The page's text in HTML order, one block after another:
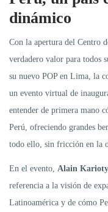
dinámico
Con la apertura del Centro
verdadero valor para todos
su nuevo POP en Lima, la
un evento virtual de
entender de primera mano
Perú, ofreciendo grandes
todo ello, sin fricción en la
En el evento, Alain
referencia a la visión de
Latinoamérica y de cómo